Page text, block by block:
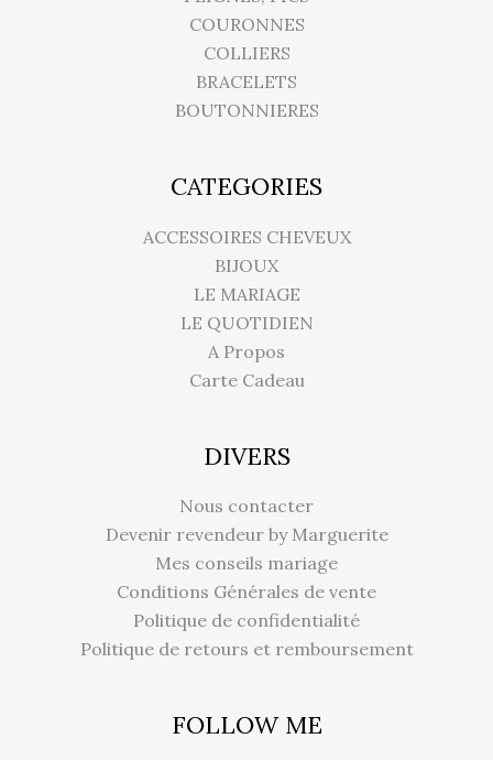
COURONNES
COLLIERS
BRACELETS
BOUTONNIERES
CATEGORIES
ACCESSOIRES CHEVEUX
BIJOUX
LE MARIAGE
LE QUOTIDIEN
A Propos
Carte Cadeau
DIVERS
Nous contacter
Devenir revendeur by Marguerite
Mes conseils mariage
Conditions Générales de vente
Politique de confidentialité
Politique de retours et remboursement
FOLLOW ME